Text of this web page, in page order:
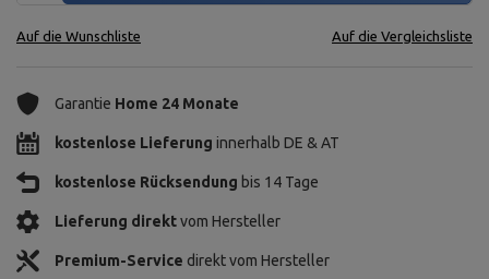
Auf die Wunschliste Auf die Vergleichsliste
Garantie Home 24 Monate
kostenlose Lieferung innerhalb DE & AT
kostenlose Rücksendung bis 14 Tage
Lieferung direktvom Hersteller
Premium-Service direkt vom Hersteller